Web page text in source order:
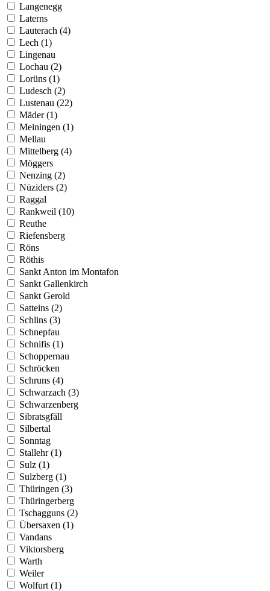
Langenegg
Laterns
Lauterach (4)
Lech (1)
Lingenau
Lochau (2)
Lorüns (1)
Ludesch (2)
Lustenau (22)
Mäder (1)
Meiningen (1)
Mellau
Mittelberg (4)
Möggers
Nenzing (2)
Nüziders (2)
Raggal
Rankweil (10)
Reuthe
Riefensberg
Röns
Röthis
Sankt Anton im Montafon
Sankt Gallenkirch
Sankt Gerold
Satteins (2)
Schlins (3)
Schnepfau
Schnifis (1)
Schoppernau
Schröcken
Schruns (4)
Schwarzach (3)
Schwarzenberg
Sibratsgfäll
Silbertal
Sonntag
Stallehr (1)
Sulz (1)
Sulzberg (1)
Thüringen (3)
Thüringerberg
Tschagguns (2)
Übersaxen (1)
Vandans
Viktorsberg
Warth
Weiler
Wolfurt (1)